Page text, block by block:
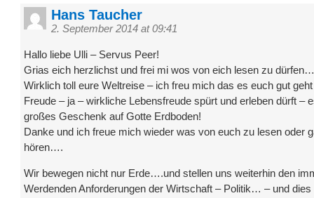
Hans Taucher
2. September 2014 at 09:41
Hallo liebe Ulli – Servus Peer!
Grias eich herzlichst und frei mi wos von eich lesen zu dürfen…
Wirklich toll eure Weltreise – ich freu mich das es euch gut
Freude – ja – wirkliche Lebensfreude spürt und erleben dürft –
großes Geschenk auf Gotte Erdboden!
Danke und ich freue mich wieder was von euch zu lesen oder
hören….
Wir bewegen nicht nur Erde….und stellen uns weiterhin den
Werdenden Anforderungen der Wirtschaft – Politik… – und dies